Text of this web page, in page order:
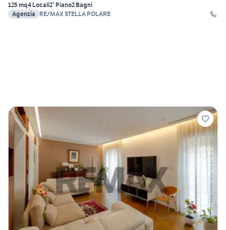
125 mq4 Locali2° Piano2 Bagni
Agenzia
RE/MAX STELLA POLARE